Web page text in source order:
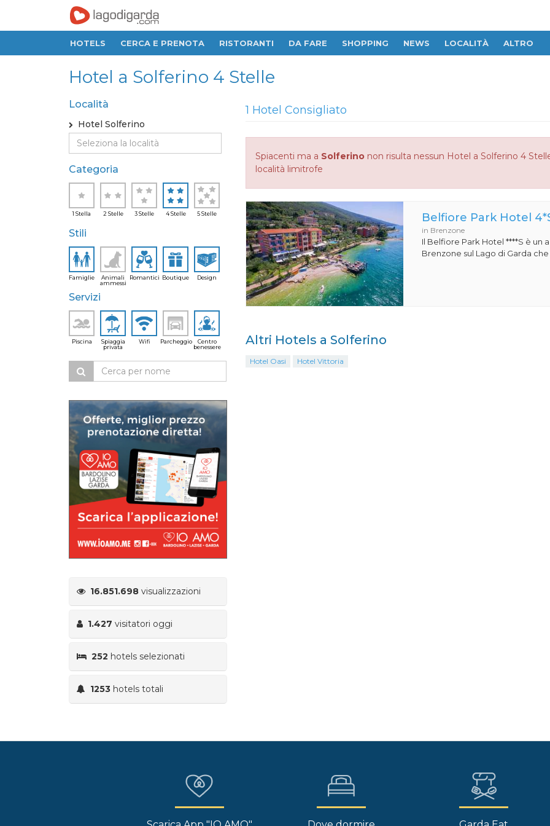
HOTELS CERCA E PRENOTA RISTORANTI DA FARE SHOPPING NEWS LOCALITÀ ALTRO
Hotel a Solferino 4 Stelle
Località
Hotel Solferino
Categoria
1 Stella 2 Stelle 3 Stelle 4 Stelle 5 Stelle
Stili
Famiglie
Animali
ammessi
Romantici Boutique Design
Servizi
Piscina
Spiaggia
privata
Wifi Parcheggio
Centro
benessere
16.851.698 visualizzazioni
1.427 visitatori oggi
252 hotels selezionati
1253 hotels totali
1 Hotel Consigliato
Spiacenti ma a Solferinonon risulta nessun Hotel a Solferino 4
località limitrofe
Belfiore Park Hotel
in Brenzone
Il Belfiore Park Hotel ****S è un
Brenzone sul Lago di Garda che
Altri Hotels a Solferino
Hotel Oasi Hotel Vittoria